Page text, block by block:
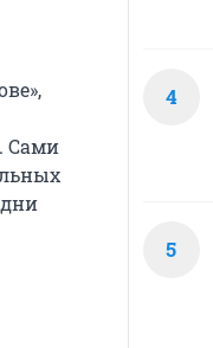
Сами
4
5